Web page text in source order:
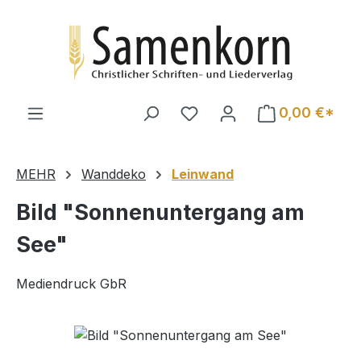
0,00 €*
MEHR Wanddeko Leinwand
Bild "Sonnenuntergang am
See"
Mediendruck GbR
Bildergalerie überspringen